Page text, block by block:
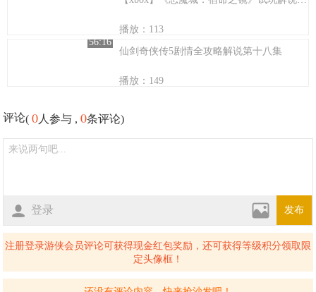
播放：113
56:16
仙剑奇侠传5剧情全攻略解说第十八集
播放：149
评论(0 人参与 ,0条评论)
登录 发布
注册登录游侠会员评论可获得现金红包奖励，还可获得等级积分领取限
定头像框！